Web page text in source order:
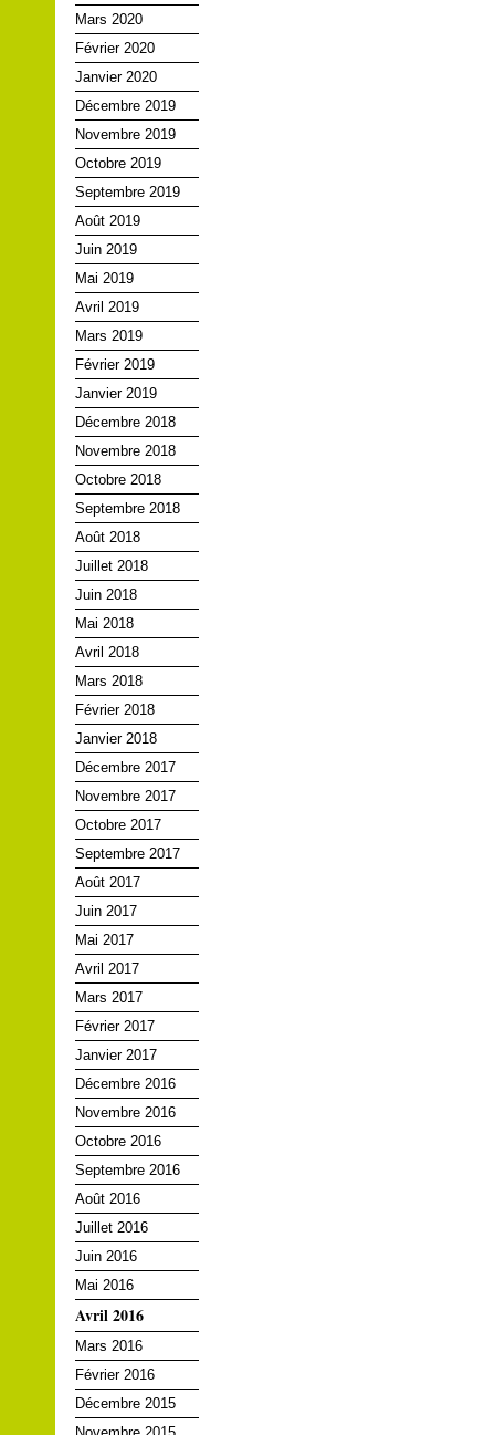
Mars 2020
Février 2020
Janvier 2020
Décembre 2019
Novembre 2019
Octobre 2019
Septembre 2019
Août 2019
Juin 2019
Mai 2019
Avril 2019
Mars 2019
Février 2019
Janvier 2019
Décembre 2018
Novembre 2018
Octobre 2018
Septembre 2018
Août 2018
Juillet 2018
Juin 2018
Mai 2018
Avril 2018
Mars 2018
Février 2018
Janvier 2018
Décembre 2017
Novembre 2017
Octobre 2017
Septembre 2017
Août 2017
Juin 2017
Mai 2017
Avril 2017
Mars 2017
Février 2017
Janvier 2017
Décembre 2016
Novembre 2016
Octobre 2016
Septembre 2016
Août 2016
Juillet 2016
Juin 2016
Mai 2016
Avril 2016
Mars 2016
Février 2016
Décembre 2015